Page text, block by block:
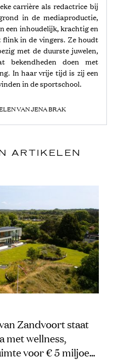
carrière als redactrice bij
in de mediaproductie,
een inhoudelijk, krachtig en
in de vingers. Ze houdt
met de duurste juwelen,
bekendheden doen met
In haar vrije tijd is zij een
in de sportschool.
VAN JENA BRAK
ARTIKELEN
Zandvoort staat
met wellness,
voor € 5 miljoen